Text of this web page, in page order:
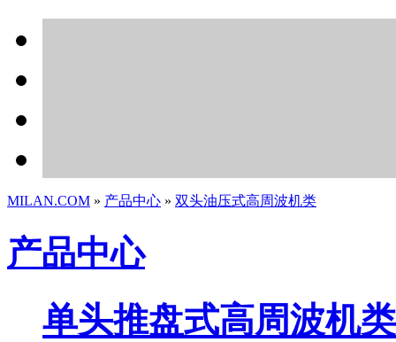
MILAN.COM » 产品中心 » 双头油压式高周波机类
产品中心
单头推盘式高周波机类